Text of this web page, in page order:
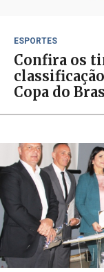
ESPORTES
Confira os
Copa do